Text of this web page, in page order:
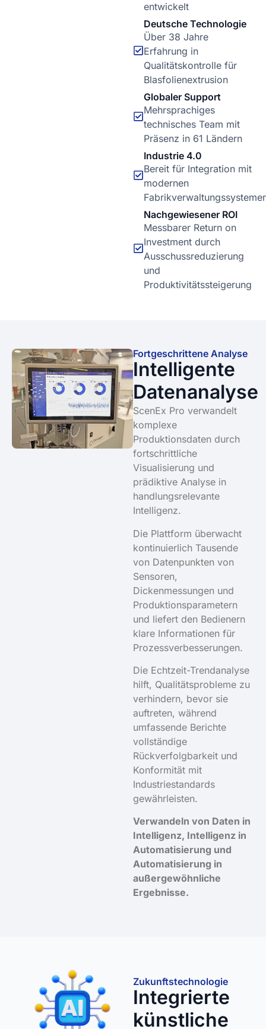
entwickelt
Deutsche Technologie
Über 38 Jahre
Erfahrung in
Qualitätskontrolle für
Blasfolienextrusion
Globaler Support
Mehrsprachiges
technisches Team mit
Präsenz in 61 Ländern
Industrie 4.0
Bereit für Integration mit
modernen
Nachgewiesener ROI
Messbarer Return on
Investment durch
Ausschussreduzierung
und
Produktivitätssteigerung
Fortgeschrittene Analyse
Intelligente
Datenanalyse
ScenEx Pro verwandelt
komplexe
Produktionsdaten durch
fortschrittliche
Visualisierung und
prädiktive Analyse in
handlungsrelevante
Intelligenz.
Die Plattform überwacht
kontinuierlich Tausende
von Datenpunkten von
Sensoren,
Dickenmessungen und
Produktionsparametern
und liefert den Bedienern
klare Informationen für
Prozessverbesserungen.
Die Echtzeit-Trendanalyse
hilft, Qualitätsprobleme zu
verhindern, bevor sie
auftreten, während
umfassende Berichte
vollständige
Rückverfolgbarkeit und
Konformität mit
Industriestandards
gewährleisten.
Verwandeln von Daten in
Intelligenz, Intelligenz in
Automatisierung und
Automatisierung in
außergewöhnliche
Ergebnisse.
Zukunftstechnologie
Integrierte
künstliche